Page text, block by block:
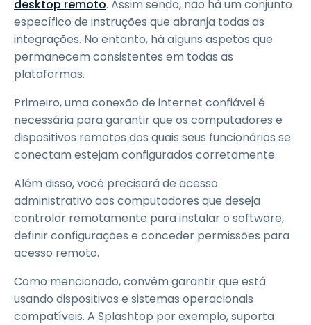
desktop remoto. Assim sendo, não há um conjunto
específico de instruções que abranja todas as
integrações. No entanto, há alguns aspetos que
permanecem consistentes em todas as
plataformas.
Primeiro, uma conexão de internet confiável é
necessária para garantir que os computadores e
dispositivos remotos dos quais seus funcionários se
conectam estejam configurados corretamente.
Além disso, você precisará de acesso
administrativo aos computadores que deseja
controlar remotamente para instalar o software,
definir configurações e conceder permissões para
acesso remoto.
Como mencionado, convém garantir que está
usando dispositivos e sistemas operacionais
compatíveis. A Splashtop por exemplo, suporta